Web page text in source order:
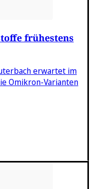
frühestens
erwartet im
Omikron-Varianten